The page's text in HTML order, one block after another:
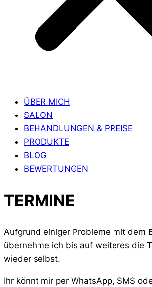
ÜBER MICH
SALON
BEHANDLUNGEN & PREISE
PRODUKTE
BLOG
BEWERTUNGEN
TERMINE
Aufgrund einiger Probleme mit dem
übernehme ich bis auf weiteres die
wieder selbst.
Ihr könnt mir per WhatsApp, SMS